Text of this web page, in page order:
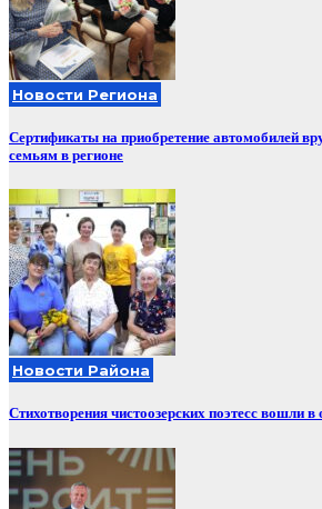
Новости Региона
Сертификаты на приобретение автомобилей
семьям в регионе
Новости Района
Стихотворения чистоозерских поэтесс вошли в